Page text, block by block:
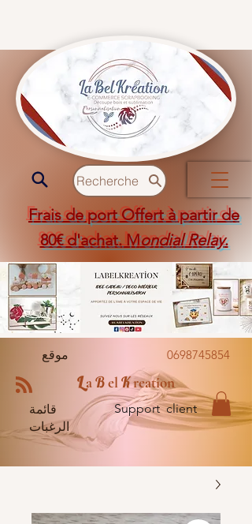
Recherche
Frais de port Offert à partir de
80€ d'achat. Mondial Relay.
موقع 0698745854
LaBelKreation
قائمة
الرغبات
Support client